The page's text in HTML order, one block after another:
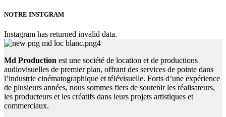
NOTRE INSTGRAM
Instagram has returned invalid data.
Md Production est une société de location et de productions
audiovisuelles de premier plan, offrant des services de pointe dans
l’industrie cinématographique et télévisuelle. Forts d’une expérience
de plusieurs années, nous sommes fiers de soutenir les réalisateurs,
les producteurs et les créatifs dans leurs projets artistiques et
commerciaux.